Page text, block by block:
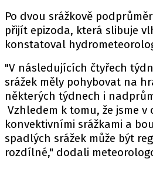
Po dvou srážkově
přijít epizoda, která slibuje
konstatoval
"V následujících čtyřech
srážek měly pohybovat na
některých týdnech i
Vzhledem k tomu, že jsme v
konvektivními srážkami a
spadlých srážek může být
rozdílné," dodali